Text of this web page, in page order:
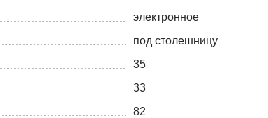
электронное
под столешницу
35
33
82